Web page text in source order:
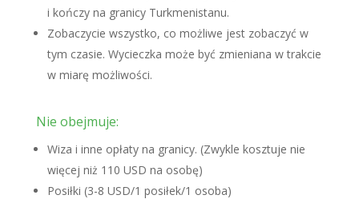
i kończy na granicy Turkmenistanu.
Zobaczycie wszystko, co możliwe jest zobaczyć w
tym czasie. Wycieczka może być zmieniana w trakcie
w miarę możliwości.
Nie obejmuje:
Wiza i inne opłaty na granicy. (Zwykle kosztuje nie
więcej niż 110 USD na osobę)
Posiłki (3-8 USD/1 posiłek/1 osoba)